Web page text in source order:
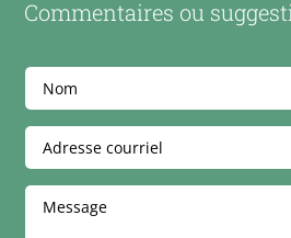
Commentaires ou